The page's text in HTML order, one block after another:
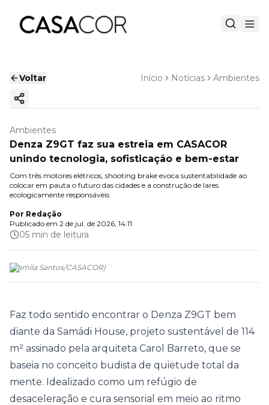
Voltar Início Notícias Ambientes
Copiar link
Ambientes
Denza Z9GT faz sua estreia em CASACOR
unindo tecnologia, sofisticação e bem-estar
Com três motores elétricos, shooting brake evoca sustentabilidade ao
colocar em pauta o futuro das cidades e a construção de lares
ecologicamente responsáveis
Por Redação
Publicado em 2 de jul. de 2026, 14:11
05 min de leitura
(Camila Santos/CASACOR)
Faz todo sentido encontrar o Denza Z9GT bem
diante da Samádi House, projeto sustentável de 114
m² assinado pela arquiteta Carol Barreto, que se
baseia no conceito budista de quietude total da
mente. Idealizado como um refúgio de
desaceleração e cura sensorial em meio ao ritmo